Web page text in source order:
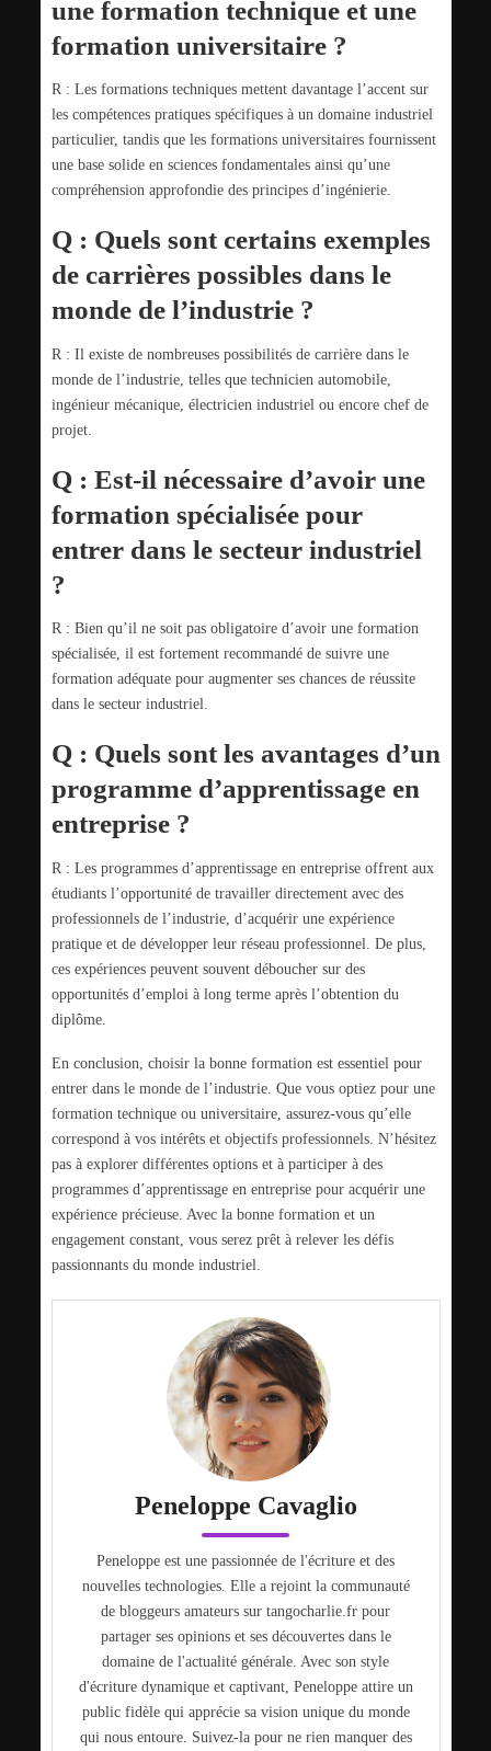
une formation technique et une
formation universitaire ?
R : Les formations techniques mettent davantage l’accent sur
les compétences pratiques spécifiques à un domaine industriel
particulier, tandis que les formations universitaires fournissent
une base solide en sciences fondamentales ainsi qu’une
compréhension approfondie des principes d’ingénierie.
Q : Quels sont certains exemples
de carrières possibles dans le
monde de l’industrie ?
R : Il existe de nombreuses possibilités de carrière dans le
monde de l’industrie, telles que technicien automobile,
ingénieur mécanique, électricien industriel ou encore chef de
projet.
Q : Est-il nécessaire d’avoir une
formation spécialisée pour
entrer dans le secteur industriel
?
R : Bien qu’il ne soit pas obligatoire d’avoir une formation
spécialisée, il est fortement recommandé de suivre une
formation adéquate pour augmenter ses chances de réussite
dans le secteur industriel.
Q : Quels sont les avantages d’un
programme d’apprentissage en
entreprise ?
R : Les programmes d’apprentissage en entreprise offrent aux
étudiants l’opportunité de travailler directement avec des
professionnels de l’industrie, d’acquérir une expérience
pratique et de développer leur réseau professionnel. De plus,
ces expériences peuvent souvent déboucher sur des
opportunités d’emploi à long terme après l’obtention du
diplôme.
En conclusion, choisir la bonne formation est essentiel pour
entrer dans le monde de l’industrie. Que vous optiez pour une
formation technique ou universitaire, assurez-vous qu’elle
correspond à vos intérêts et objectifs professionnels. N’hésitez
pas à explorer différentes options et à participer à des
programmes d’apprentissage en entreprise pour acquérir une
expérience précieuse. Avec la bonne formation et un
engagement constant, vous serez prêt à relever les défis
passionnants du monde industriel.
Peneloppe Cavaglio
Peneloppe est une passionnée de l'écriture et des
nouvelles technologies. Elle a rejoint la communauté
de bloggeurs amateurs sur tangocharlie.fr pour
partager ses opinions et ses découvertes dans le
domaine de l'actualité générale. Avec son style
d'écriture dynamique et captivant, Peneloppe attire un
public fidèle qui apprécie sa vision unique du monde
qui nous entoure. Suivez-la pour ne rien manquer des